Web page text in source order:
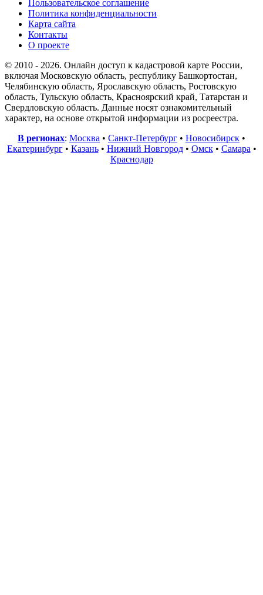
Пользовательское соглашение
Политика конфиденциальности
Карта сайта
Контакты
О проекте
© 2010 - 2026. Онлайн доступ к кадастровой карте России,
включая Московскую область, республику Башкортостан,
Челябинскую область, Ярославскую область, Ростовскую
область, Тульскую область, Красноярский край, Татарстан и
Свердловскую область. Данные носят ознакомительный
характер, на основе открытой информации из росреестра.
В регионах: Москва • Санкт-Петербург • Новосибирск •
Екатеринбург• Казань• Нижний Новгород• Омск• Самара •
Краснодар